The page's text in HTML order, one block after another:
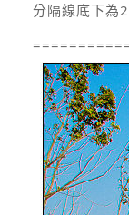
分隔線底下為